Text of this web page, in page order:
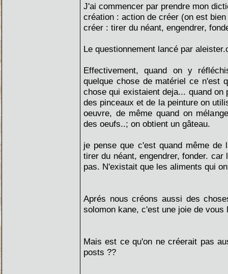
J'ai commencer par prendre mon
création : action de créer (on est
créer : tirer du néant, engendrer,
Le questionnement lancé par
Effectivement, quand on y
quelque chose de matériel ce n'est
chose qui existaient deja... quand on
des pinceaux et de la peinture on
oeuvre, de même quand on
des oeufs..; on obtient un gâteau.
je pense que c'est quand même de
tirer du néant, engendrer, fonder. car
pas. N'existait que les aliments qui
Aprés nous créons aussi des
solomon kane, c'est une joie de vous
Mais est ce qu'on ne créerait pas
posts ??